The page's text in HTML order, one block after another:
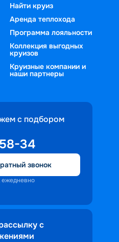
Найти круиз
Аренда теплохода
Программа лояльности
Коллекция выгодных
круизов
Круизные компании и
наши партнеры
с подбором
34
звонок
с